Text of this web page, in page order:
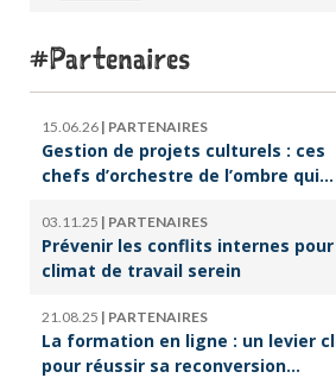
Partenaires
15.06.26 | PARTENAIRES
Gestion de projets culturels : ces
chefs d’orchestre de l’ombre qui
03.11.25 | PARTENAIRES
Prévenir les conflits internes
climat de travail serein
21.08.25 | PARTENAIRES
La formation en ligne : un levier
pour réussir sa reconversion